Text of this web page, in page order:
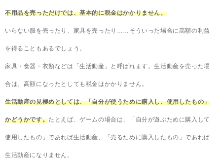
不用品を売っただけでは、基本的に税金はかかりません。
いらない服を売ったり、家具を売ったり……そういった場合に高額の利益
を得ることもあるでしょう。
家具・食器・衣類などは「生活動産」と呼ばれます。生活動産を売った場
合は、高額になったとしても税金はかかりません。
生活動産の見極めとしては、「自分が使うために購入し、使用したもの」
かどうかです。たとえば、ゲームの場合は、「自分が遊ぶために購入して
使用したもの」であれば生活動産、「売るために購入したもの」であれば
生活動産になりません。